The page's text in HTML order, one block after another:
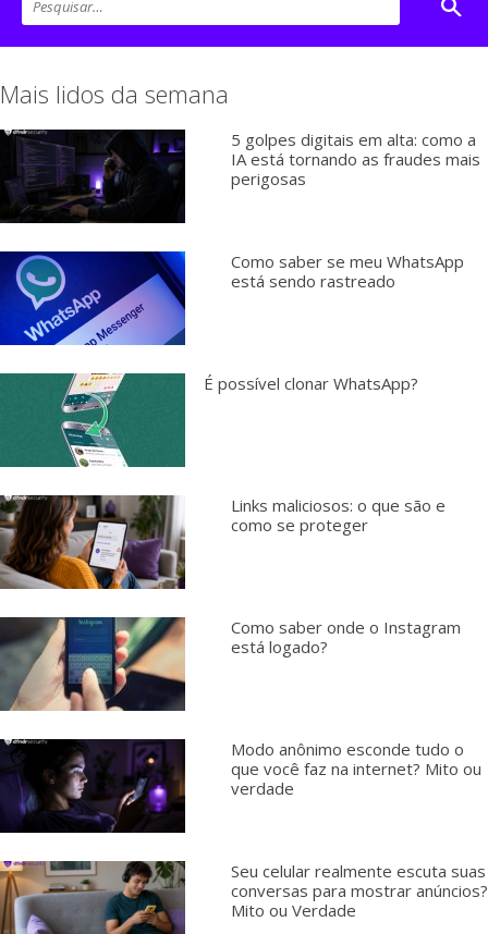
Mais lidos da semana
5 golpes digitais em alta: como a
IA está tornando as fraudes mais
perigosas
Como saber se meu WhatsApp
está sendo rastreado
É possível clonar WhatsApp?
Links maliciosos: o que são e
como se proteger
Como saber onde o Instagram
está logado?
Modo anônimo esconde tudo o
que você faz na internet? Mito ou
verdade
Seu celular realmente escuta suas
conversas para mostrar anúncios?
Mito ou Verdade